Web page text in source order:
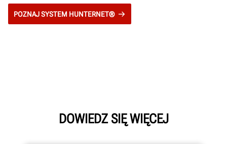
POZNAJ SYSTEM HUNTERNET®
DOWIEDZ SIĘ WIĘCEJ